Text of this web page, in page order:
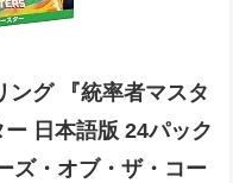
ング 『統率者マスタ
日本語版 24パック
ズ・オブ・ザ・コー